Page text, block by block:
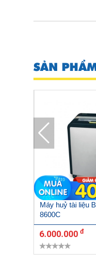
SẢN
Máy huỷ tài liệu
8600C
6.000.000 đ